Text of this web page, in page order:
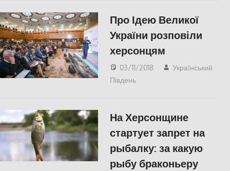
Про Ідею Великої
України розповіли
херсонцям
03/11/2018
Український
Південь
На Херсонщине
стартует запрет на
рыбалку: за какую
рыбу браконьеру